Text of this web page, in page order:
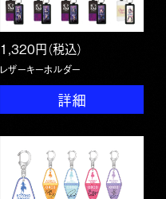
1,320円（税込）
レザーキーホルダー
詳細